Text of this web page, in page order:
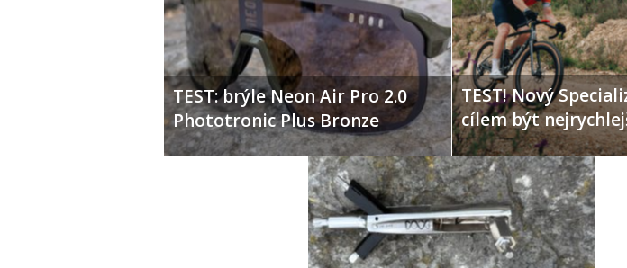
TEST: brýle Neon Air Pro 2.0
Phototronic Plus Bronze
TEST! Nový
cílem být